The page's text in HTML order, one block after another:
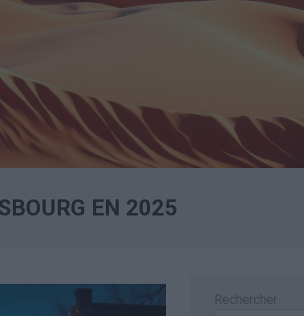
EN 2025
Rechercher